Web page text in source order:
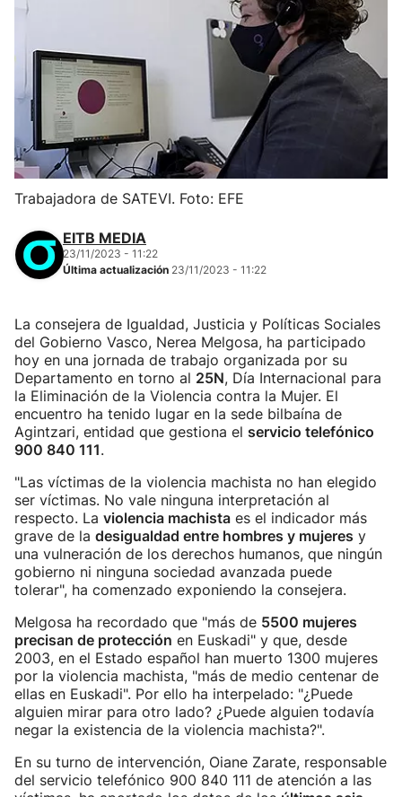
Trabajadora de SATEVI. Foto: EFE
EITB MEDIA
23/11/2023 - 11:22
Última actualización 23/11/2023 - 11:22
La consejera de Igualdad, Justicia y Políticas Sociales
del Gobierno Vasco, Nerea Melgosa, ha participado
hoy en una jornada de trabajo organizada por su
Departamento en torno al 25N, Día Internacional para
la Eliminación de la Violencia contra la Mujer. El
encuentro ha tenido lugar en la sede bilbaína de
Agintzari, entidad que gestiona el servicio telefónico
900 840 111.
"Las víctimas de la violencia machista no han elegido
ser víctimas. No vale ninguna interpretación al
respecto. La violencia machista es el indicador más
grave de la desigualdad entre hombres y mujeres y
una vulneración de los derechos humanos, que ningún
gobierno ni ninguna sociedad avanzada puede
tolerar", ha comenzado exponiendo la consejera.
Melgosa ha recordado que "más de 5500 mujeres
precisan de protección en Euskadi" y que, desde
2003, en el Estado español han muerto 1300 mujeres
por la violencia machista, "más de medio centenar de
ellas en Euskadi". Por ello ha interpelado: "¿Puede
alguien mirar para otro lado? ¿Puede alguien todavía
negar la existencia de la violencia machista?".
En su turno de intervención, Oiane Zarate, responsable
del servicio telefónico 900 840 111 de atención a las